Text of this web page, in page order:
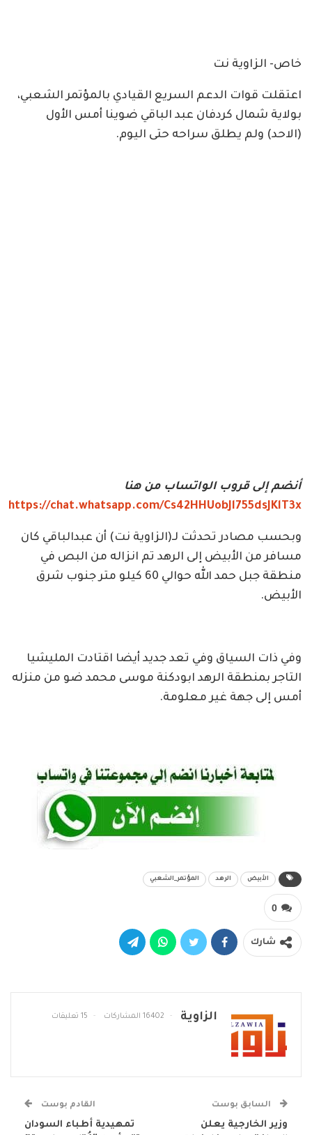
خاص- الزاوية نت
اعتقلت قوات الدعم السريع القيادي بالمؤتمر الشعبي،
بولاية شمال كردفان عبد الباقي ضوينا أمس الأول
(الاحد) ولم يطلق سراحه حتى اليوم.
أنضم إلى قروب الواتساب من هنا
https://chat.whatsapp.com/Cs42HHUobJl755dsJKlT3x
وبحسب مصادر تحدثت لـ(الزاوية نت) أن عبدالباقي كان
مسافر من الأبيض إلى الرهد تم انزاله من البص في
منطقة جبل حمد الله حوالي 60 كيلو متر جنوب شرق
الأبيض.
وفي ذات السياق وفي تعد جديد أيضا اقتادت المليشيا
التاجر بمنطقة الرهد ابودكنة موسى محمد ضو من منزله
أمس إلى جهة غير معلومة.
الأبيض الرهد المؤتمر_الشعبي
0
شارك
الزاوية 16402 المشاركات 15 تعليقات
السابق بوست
وزير الخارجية يعلن
القادم بوست
تمهيدية أطباء السودان